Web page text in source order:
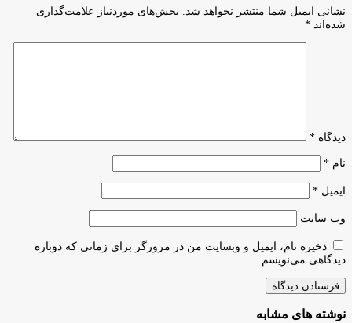
چهلمین
دوره
نشانی ایمیل شما منتشر نخواهد شد.
بخش‌های موردنیاز علامت‌گذاری
شده‌اند *
دیدگاه *
نام *
ایمیل *
وب‌ سایت
ذخیره نام، ایمیل و وبسایت من در مرورگر برای زمانی که دوباره
دیدگاهی می‌نویسم.
نوشته های مشابه